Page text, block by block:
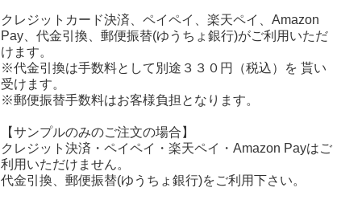
クレジットカード決済、ペイペイ、楽天ペイ、Amazon
Pay、代金引換、郵便振替(ゆうちょ銀行)がご利用いただ
けます。
※代金引換は手数料として別途３３０円（税込）を 貰い
受けます。
※郵便振替手数料はお客様負担となります。
【サンプルのみのご注文の場合】
クレジット決済・ペイペイ・楽天ペイ・Amazon Payはご
利用いただけません。
代金引換、郵便振替(ゆうちょ銀行)をご利用下さい。